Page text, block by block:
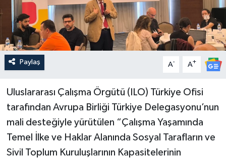
Paylaş A- A+
Uluslararası Çalışma Örgütü (ILO) Türkiye Ofisi
tarafından Avrupa Birliği Türkiye Delegasyonu’nun
mali desteğiyle yürütülen “Çalışma Yaşamında
Temel İlke ve Haklar Alanında Sosyal Tarafların ve
Sivil Toplum Kuruluşlarının Kapasitelerinin